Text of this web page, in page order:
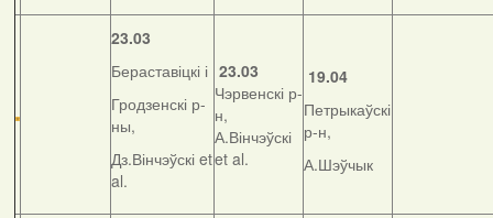
23.03
Бераставіцкі і
Гродзенскі р-
ны,
Дз.Вінчэўскі et
al.
23.03
Чэрвенскі р-
н,
А.Вінчэўскі
et al.
19.04
Петрыкаўскі
р-н,
А.Шэўчык